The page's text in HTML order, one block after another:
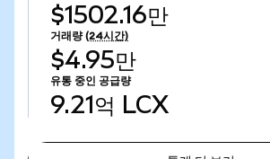
$1502.16만
거래량 (24시간)
$4.95만
유통 중인 공급량
9.21억 LCX